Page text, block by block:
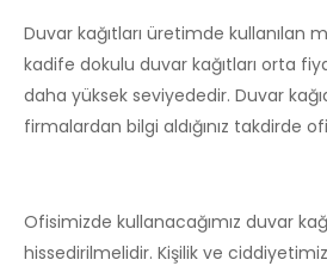
Duvar kağıtları üretimde kullanılan
kadife dokulu duvar kağıtları orta
daha yüksek seviyededir. Duvar
firmalardan bilgi aldığınız takdirde
Ofisimizde kullanacağımız duvar
hissedirilmelidir. Kişilik ve